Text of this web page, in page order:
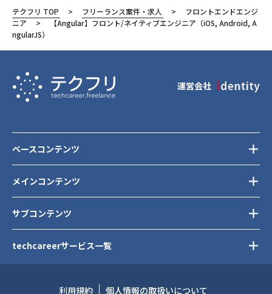
千代田区
テクフリ TOP フリーランス案件・求人
フロントエンドエンジ
ニア
【Angular】フロント/ネイティブエンジニア（iOS, Android, A
ngularJS）
運営会社
メインコンテンツ
サブコンテンツ
ベースコンテンツ
techcareerサービス一覧
利用規約 個人情報の取扱いについて